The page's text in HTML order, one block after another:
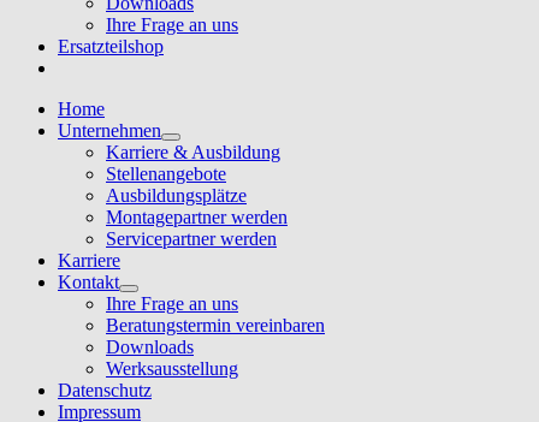
Ihre Frage an uns
Ersatzteilshop
Home
Unternehmen
Karriere & Ausbildung
Stellenangebote
Ausbildungsplätze
Montagepartner werden
Servicepartner werden
Karriere
Kontakt
Ihre Frage an uns
Beratungstermin vereinbaren
Downloads
Werksausstellung
Datenschutz
Impressum